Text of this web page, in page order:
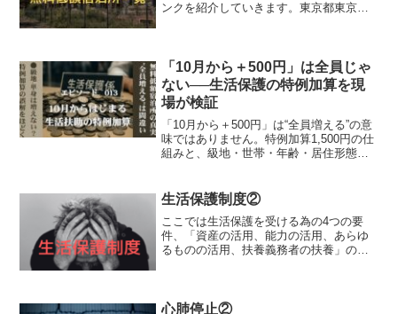
ンクを紹介していきます。東京都東京
箇所があります。Exce...
「10月から＋500円」は全員じゃ
ない──生活保護の特例加算を現
場が検証
「10月から＋500円」は“全員増える”の意
味ではありません。特例加算1,500円の仕
組みと、級地・世帯・年齢・居住形態で
生活保護制度②
ここでは生活保護を受ける為の4つの要
件、「資産の活用、能力の活用、あらゆ
るものの活用、扶養義務者の扶養」の
れていない土地・家屋等があ...
心肺停止②